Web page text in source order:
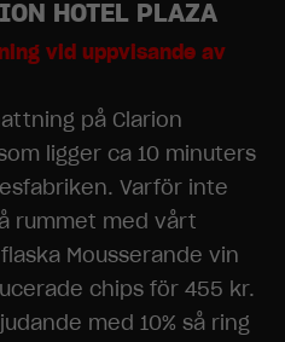
HOTEL PLAZA
vid uppvisande av
på Clarion
ligger ca 10 minuters
Varför inte
rummet med vårt
Mousserande vin
chips för 455 kr.
med 10% så ring